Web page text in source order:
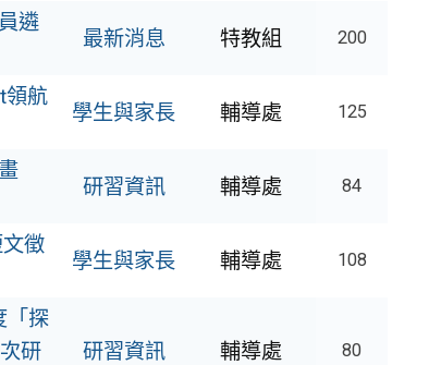
遴
最新消息 特教組 200
領航
學生與家長 輔導處 125
研習資訊 輔導處 84
徵
學生與家長 輔導處 108
「探
研
研習資訊 輔導處 80